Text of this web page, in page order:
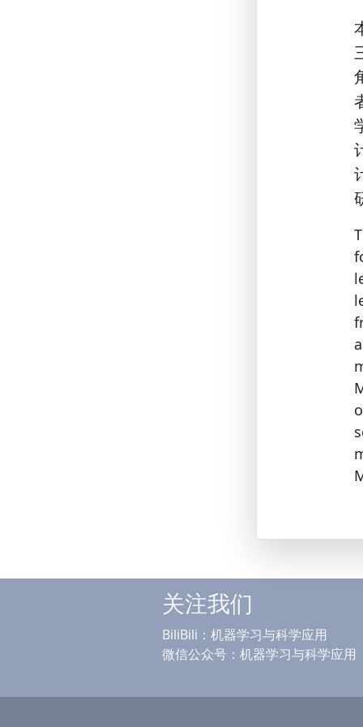
关注我们
BiliBili：机器学习与科学应用
微信公众号：机器学习与科学应用